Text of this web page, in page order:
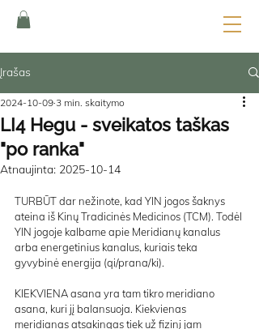
Įrašas
LI4 Hegu - sveikatos taškas
"po ranka"
2024-10-09 3 min. skaitymo
Atnaujinta: 2025-10-14
TURBŪT dar nežinote, kad YIN jogos šaknys
ateina iš Kinų Tradicinės Medicinos (TCM). Todėl
YIN jogoje kalbame apie Meridianų kanalus
arba energetinius kanalus, kuriais teka
gyvybinė energija (qi/prana/ki).
KIEKVIENA asana yra tam tikro meridiano
asana, kuri jį balansuoja. Kiekvienas
meridianas atsakingas tiek už fizinį jam